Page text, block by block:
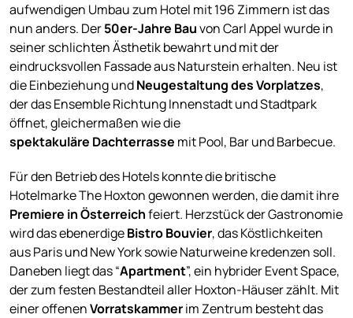
aufwendigen Umbau zum Hotel mit 196 Zimmern ist das
nun anders. Der50er-Jahre Bauvon Carl Appel wurde in
seiner schlichten Ästhetik bewahrt und mit der
eindrucksvollen Fassade aus Naturstein erhalten. Neu ist
die Einbeziehung undNeugestaltung des Vorplatzes,
der das Ensemble Richtung Innenstadt und Stadtpark
öffnet, gleichermaßen wie die
spektakuläre Dachterrasse mit Pool, Bar und Barbecue.
Für den Betrieb des Hotels konnte die britische
Hotelmarke The Hoxton gewonnen werden, die damit ihre
Premiere in Österreichfeiert. Herzstück der Gastronomie
wird das ebenerdigeBistro Bouvier, das Köstlichkeiten
aus Paris und New York sowie Naturweine kredenzen soll.
Daneben liegt das “Apartment”, ein hybrider Event Space,
der zum festen Bestandteil aller Hoxton-Häuser zählt. Mit
einer offenenVorratskammerim Zentrum besteht das